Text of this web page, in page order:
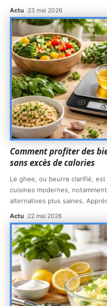
Actu 23 mai 2026
Comment profiter des
sans excès de calories
Le ghee, ou beurre clarifié,
cuisines modernes,
alternatives plus saines.
Actu 22 mai 2026